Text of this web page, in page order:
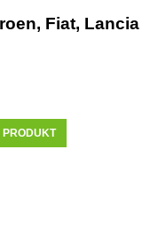
Fiat, Lancia
PRODUKT